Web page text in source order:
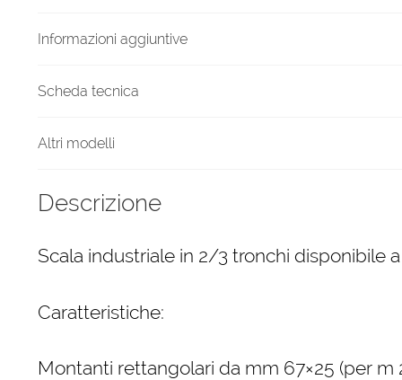
gradini
Informazioni aggiuntive
Scheda tecnica
Altri modelli
Descrizione
Scala industriale in 2/3 tronchi disponibile
Caratteristiche:
Montanti rettangolari da mm 67×25 (per m